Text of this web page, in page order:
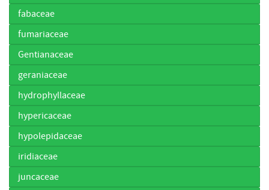
fabaceae
fumariaceae
Gentianaceae
geraniaceae
hydrophyllaceae
hypericaceae
hypolepidaceae
iridiaceae
juncaceae